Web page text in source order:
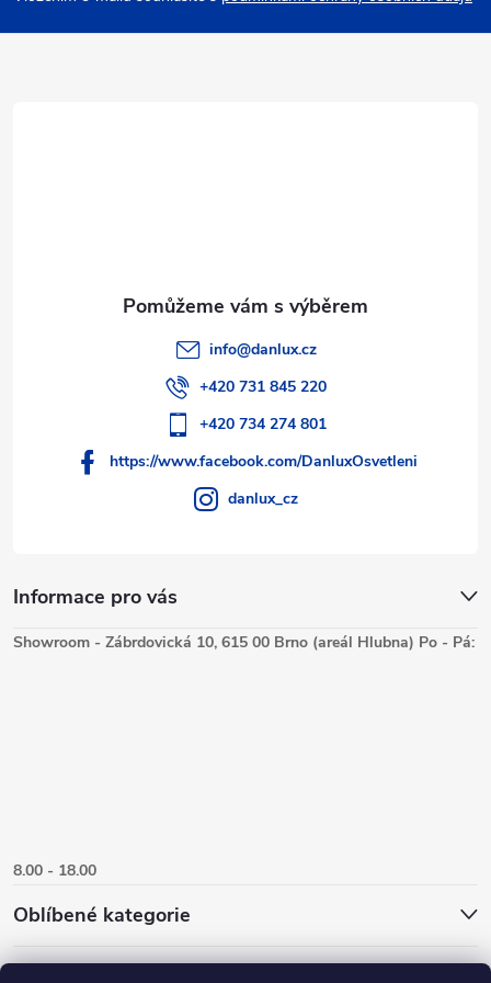
a
Informace pro vás
info@danlux.cz
+420 731 845 220
+420 734 274 801
https://www.facebook.com/DanluxOsvetleni
danlux_cz
Showroom - Zábrdovická 10, 615 00 Brno (areál Hlubna) Po - Pá:
8.00 - 18.00
Oblíbené kategorie